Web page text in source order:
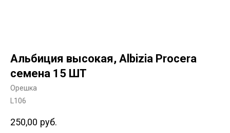
Альбиция высокая, Albizia Procera
семена 15 ШТ
Орешка
L106
250,00 руб.